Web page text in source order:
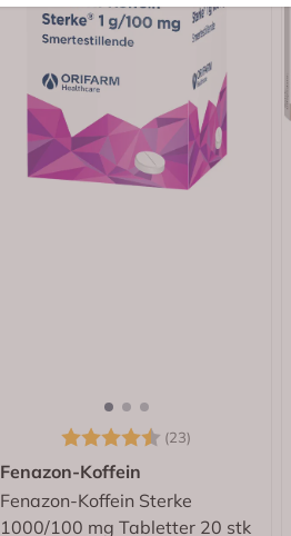
Karakter: (23)
Fenazon-Koffein
Fenazon-Koffein Sterke
1000/100 mg Tabletter 20 stk